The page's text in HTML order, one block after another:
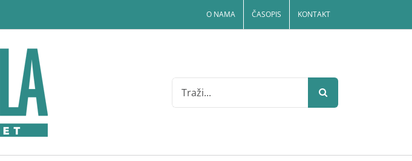
O NAMA ČASOPIS KONTAKT
Search
for: